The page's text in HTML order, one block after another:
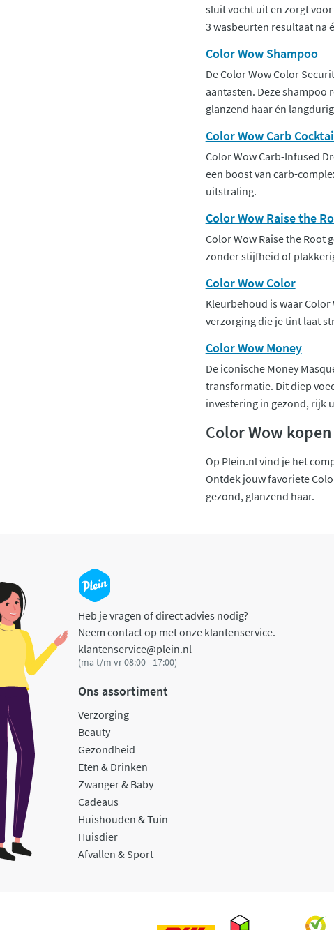
sluit vocht uit en zorgt
3 wasbeurten resultaat na
Color Wow Shampoo
De Color Wow Color
aantasten. Deze shampoo
glanzend haar én
Color Wow Carb
Color Wow Carb-Infused
een boost van carb-
uitstraling.
Color Wow Raise the
Color Wow Raise the
zonder stijfheid of
Color Wow Color
Kleurbehoud is waar
verzorging die je tint laat
Color Wow Money
De iconische Money
transformatie. Dit diep
investering in gezond, rijk
Color Wow
Op Plein.nl vind je het
Ontdek jouw favoriete
gezond, glanzend haar.
Heb je vragen of direct advies nodig?
Neem contact op met onze klantenservice.
klantenservice@plein.nl
(ma t/m vr 08:00 - 17:00)
Ons assortiment
Verzorging
Beauty
Gezondheid
Eten & Drinken
Zwanger & Baby
Cadeaus
Huishouden & Tuin
Huisdier
Afvallen & Sport